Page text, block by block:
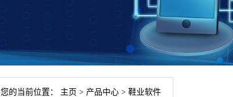
您的当前位置： 主页 > 产品中心 > 鞋业软件